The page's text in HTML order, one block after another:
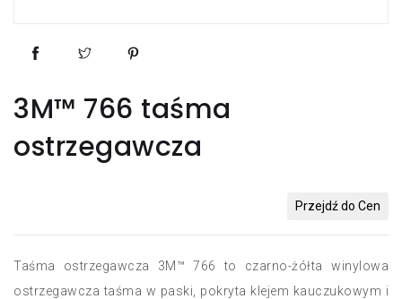
3M™ 766 taśma
ostrzegawcza
Przejdź do Cen
Taśma ostrzegawcza 3M™ 766 to czarno-żółta winylowa
ostrzegawcza taśma w paski, pokryta klejem kauczukowym i